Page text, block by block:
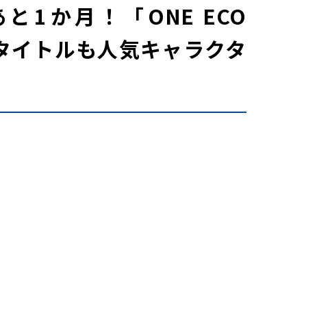
1か月！「ONE ECO
トルも人気キャラクタ